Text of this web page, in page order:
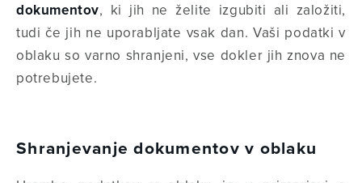
dokumentov, ki jih ne želite izgubiti ali založiti,
tudi če jih ne uporabljate vsak dan. Vaši podatki v
oblaku so varno shranjeni, vse dokler jih znova ne
potrebujete.
Shranjevanje dokumentov v oblaku